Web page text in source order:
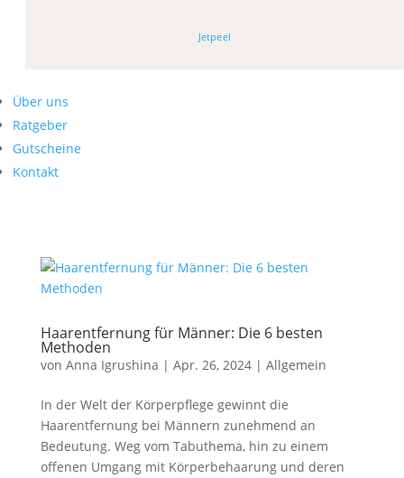
Jetpeel
Über uns
Ratgeber
Gutscheine
Kontakt
Haarentfernung für Männer: Die 6 besten
Methoden
von Anna Igrushina | Apr. 26, 2024| Allgemein
In der Welt der Körperpflege gewinnt die
Haarentfernung bei Männern zunehmend an
Bedeutung. Weg vom Tabuthema, hin zu einem
offenen Umgang mit Körperbehaarung und deren